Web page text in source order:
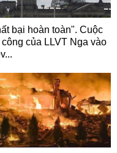
bại hoàn toàn". Cuộc
công của LLVT Nga vào